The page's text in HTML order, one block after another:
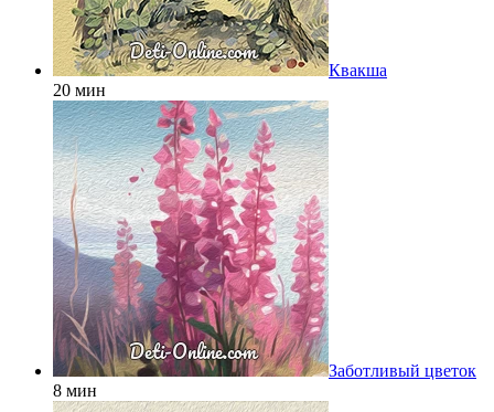
Квакша
20 мин
Заботливый цветок
8 мин